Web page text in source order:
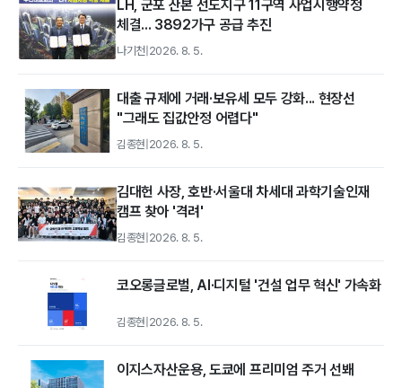
LH, 군포 산본 선도지구 11구역 사업시행약정
체결... 3892가구 공급 추진
나기천|2026. 8. 5.
대출 규제에 거래·보유세 모두 강화... 현장선
"그래도 집값안정 어렵다"
김종현|2026. 8. 5.
김대헌 사장, 호반·서울대 차세대 과학기술인재
캠프 찾아 '격려'
김종현|2026. 8. 5.
코오롱글로벌, AI·디지털 '건설 업무 혁신' 가속화
김종현 2026. 8. 5.
이지스자산운용, 도쿄에 프리미엄 주거 선봬